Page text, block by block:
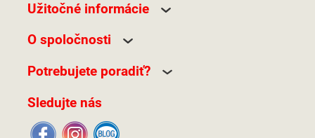
Užitočné informácie
O spoločnosti
Potrebujete poradiť?
Sledujte nás